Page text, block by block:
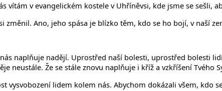
vítám v evangelickém kostele v Uhříněvsi, kde jsme se sešli,
Ano, jeho spása je blízko těm, kdo se ho bojí, v naší
naplňuje nadějí. Uprostřed naší bolesti, uprostřed bolesti
neustále. Že se stále znovu naplňuje i kříž a vzkříšení Tvého
vysvobození lidem kolem nás. Abychom dokázali všem, kdo